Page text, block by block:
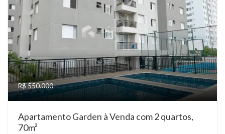
R$ 550.000
Apartamento Garden à Venda com 2 quartos,
70m²